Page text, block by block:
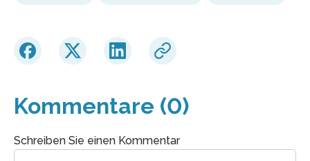
Kommentare (0)
Schreiben Sie einen Kommentar